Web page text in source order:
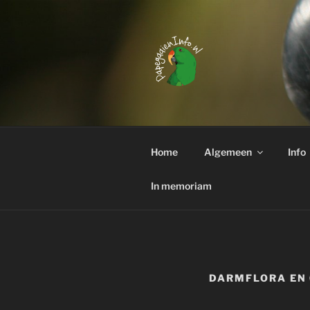
Interessante weetjes over het
Home Algemeen Info
In memoriam
DARMFLORA